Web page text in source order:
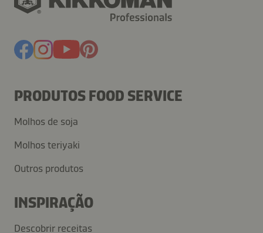
PRODUTOS FOOD SERVICE
Molhos de soja
Molhos teriyaki
Outros produtos
INSPIRAÇÃO
Descobrir receitas